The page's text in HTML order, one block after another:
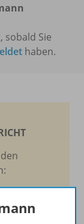
sobald Sie
haben.